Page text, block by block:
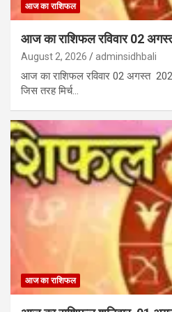
आज का राशिफल
आज का राशिफल रविवार 02
August 2, 2026 adminsidhbali
आज का राशिफल रविवार 02 अगस्त
जिस तरह मिर्च…
आज का राशिफल